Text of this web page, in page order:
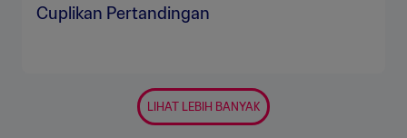
Cuplikan Pertandingan
LIHAT LEBIH BANYAK